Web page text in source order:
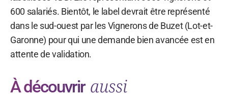
600 salariés. Bientôt, le label devrait être représenté
dans le sud-ouest par les Vignerons de Buzet (Lot-et-
Garonne) pour qui une demande bien avancée est en
attente de validation.
À découvrir aussi